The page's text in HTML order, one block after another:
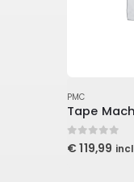
PMC
0out of 5
€ 119,99